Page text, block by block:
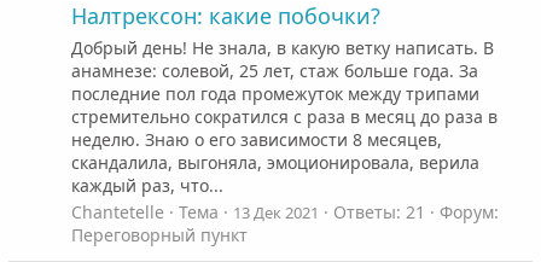
Налтрексон: какие побочки?
Добрый день! Не знала, в какую ветку написать. В
анамнезе: солевой, 25 лет, стаж больше года. За
последние пол года промежуток между трипами
стремительно сократился с раза в месяц до раза в
неделю. Знаю о его зависимости 8 месяцев,
скандалила, выгоняла, эмоционировала, верила
каждый раз, что...
Chantetelle
Тема 13 Дек 2021 Ответы: 21
Форум:
Переговорный пункт